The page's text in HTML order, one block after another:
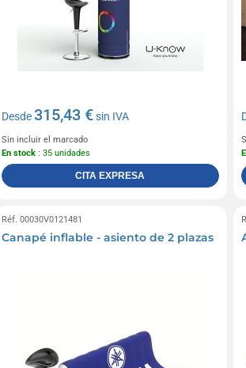
Desde315,43 €sin IVA
Sin incluir el marcado
En stock : 35 unidades
CITA EXPRESA
Réf. 00030V0121481
Canapé inflable - asiento de 2 plazas